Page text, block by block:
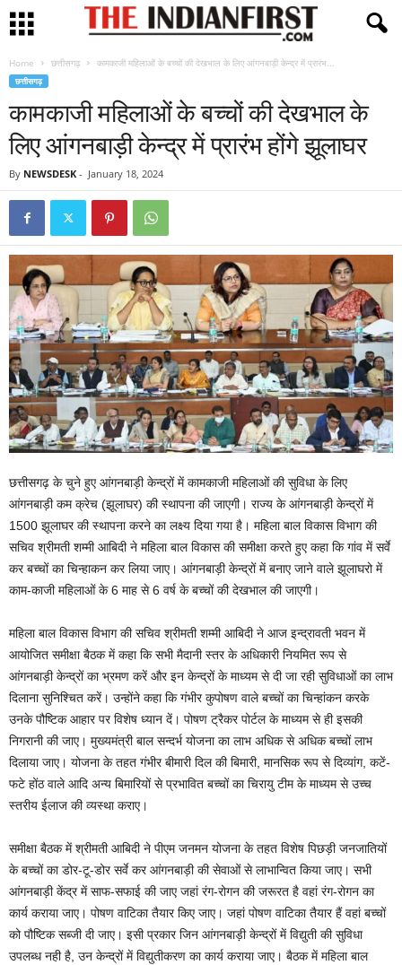
Home छत्तीसगढ़ कामकाजी महिलाओं के बच्चों की देखभाल के लिए आंगनबाड़ी केन्द्र में प्रारंभ...
छत्तीसगढ़
कामकाजी महिलाओं के बच्चों की देखभाल के
लिए आंगनबाड़ी केन्द्र में प्रारंभ होंगे झूलाघर
By NEWSDESK - January 18, 2024
छत्तीसगढ़ के चुने हुए आंगनबाड़ी केन्द्रों में कामकाजी महिलाओं की सुविधा के लिए
आंगनबाड़ी कम क्रेच (झूलाघर) की स्थापना की जाएगी। राज्य के आंगनबाड़ी केन्द्रों में
1500 झूलाघर की स्थापना करने का लक्ष्य दिया गया है। महिला बाल विकास विभाग की
सचिव श्रीमती शम्मी आबिदी ने महिला बाल विकास की समीक्षा करते हुए कहा कि गांव में सर्वे
कर बच्चों का चिन्हाकन कर लिया जाए। आंगनबाड़ी केन्द्रों में बनाए जाने वाले झूलाघरो में
काम-काजी महिलाओं के 6 माह से 6 वर्ष के बच्चों की देखभाल की जाएगी।
महिला बाल विकास विभाग की सचिव श्रीमती शम्मी आबिदी ने आज इन्द्रावती भवन में
आयोजित समीक्षा बैठक में कहा कि सभी मैदानी स्तर के अधिकारी नियमित रूप से
आंगनबाड़ी केन्द्रों का भ्रमण करें और इन केन्द्रों के माध्यम से दी जा रही सुविधाओं का लाभ
दिलाना सुनिश्चित करें। उन्होंने कहा कि गंभीर कुपोषण वाले बच्चों का चिन्हांकन करके
उनके पौष्टिक आहार पर विशेष ध्यान दें। पोषण ट्रैकर पोर्टल के माध्यम से ही इसकी
निगरानी की जाए। मुख्यमंत्री बाल सन्दर्भ योजना का लाभ अधिक से अधिक बच्चों लाभ
दिलाया जाए। योजना के तहत गंभीर बीमारी दिल की बिमारी, मानसिक रूप से दिव्यांग, कटें-
फटे होंठ वाले आदि अन्य बिमारियों से प्रभावित बच्चों का चिरायु टीम के माध्यम से उच्च
स्तरीय ईलाज की व्यस्था कराए।
समीक्षा बैठक में श्रीमती आबिदी ने पीएम जनमन योजना के तहत विशेष पिछड़ी जनजातियों
के बच्चों का डोर-टू-डोर सर्वे कर आंगनबाड़ी की सेवाओं से लाभान्वित किया जाए। सभी
आंगनबाड़ी केंद्र में साफ-सफाई की जाए जहां रंग-रोगन की जरूरत है वहां रंग-रोगन का
कार्य कराया जाए। पोषण वाटिका तैयार किए जाए। जहां पोषण वाटिका तैयार हैं वहां बच्चों
को पौष्टिक सब्जी दी जाए। इसी प्रकार जिन आंगनबाड़ी केन्द्रों में विद्युती की सुविधा
उपलब्ध नही है, उन केन्द्रों में विद्युतीकरण का कार्य कराया जाए। बैठक में महिला बाल